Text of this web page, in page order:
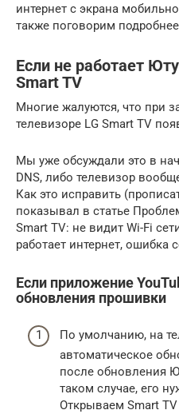
интернет с экрана
также поговорим
Если не работает
Smart TV
Многие жалуются, что при
телевизоре LG Smart TV
Мы уже обсуждали это в
DNS, либо телевизор
Как это исправить
показывал в статье
Smart TV: не видит Wi-Fi
работает интернет, ошибка
Если приложение
обновления прошивки
По умолчанию, на
автоматическое
после обновления
таком случае, его
Открываем Smart